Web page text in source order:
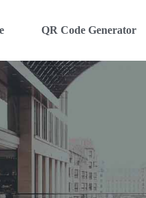
QR Code Generator